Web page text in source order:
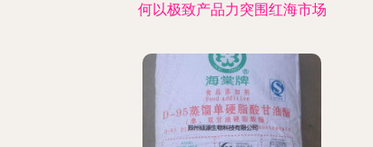
何以极致产品力突围红海市场